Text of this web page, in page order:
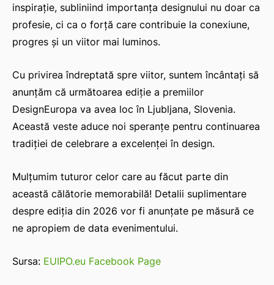
inspirație, subliniind importanța designului nu doar ca
profesie, ci ca o forță care contribuie la conexiune,
progres și un viitor mai luminos.
Cu privirea îndreptată spre viitor, suntem încântați să
anunțăm că următoarea ediție a premiilor
DesignEuropa va avea loc în Ljubljana, Slovenia.
Această veste aduce noi speranțe pentru continuarea
tradiției de celebrare a excelenței în design.
Mulțumim tuturor celor care au făcut parte din
această călătorie memorabilă! Detalii suplimentare
despre ediția din 2026 vor fi anunțate pe măsură ce
ne apropiem de data evenimentului.
Sursa: EUIPO.eu Facebook Page